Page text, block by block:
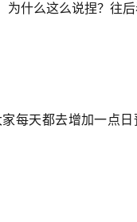
什么这么说捏？往后
每天都去增加一点